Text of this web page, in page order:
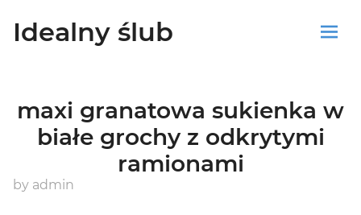
Idealny ślub
Blog
maxi granatowa sukienka w
białe grochy z odkrytymi
ramionami
by admin